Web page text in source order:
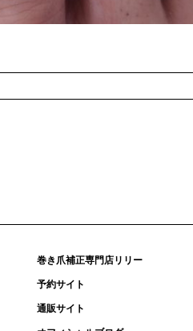
巻き爪補正専門店リリー
予約サイト
通販サイト